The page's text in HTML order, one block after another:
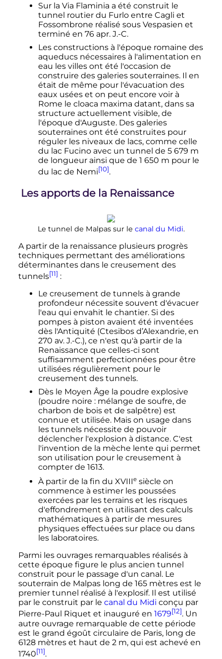
Sur la Via Flaminia a été construit le
tunnel routier du Furlo entre Cagli et
Fossombrone réalisé sous Vespasien et
terminé en 76 apr. J.-C.
Les constructions à l'époque romaine des
aqueducs nécessaires à l'alimentation en
eau les villes ont été l'occasion de
construire des galeries souterraines. Il en
était de même pour l'évacuation des
eaux usées et on peut encore voir à
Rome le cloaca maxima datant, dans sa
structure actuellement visible, de
l'époque d'Auguste. Des galeries
souterraines ont été construites pour
réguler les niveaux de lacs, comme celle
du lac Fucino avec un tunnel de 5 679 m
de longueur ainsi que de 1 650 m pour le
du lac de Nemi[10].
Les apports de la Renaissance
Le tunnel de Malpas sur le canal du Midi.
A partir de la renaissance plusieurs progrès
techniques permettant des améliorations
déterminantes dans le creusement des
tunnels[11] :
Le creusement de tunnels à grande
profondeur nécessite souvent d'évacuer
l'eau qui envahit le chantier. Si des
pompes à piston avaient été inventées
dès l'Antiquité (Ctesibos d’Alexandrie, en
270 av. J.-C.), ce n'est qu'à partir de la
Renaissance que celles-ci sont
suffisamment perfectionnées pour être
utilisées régulièrement pour le
creusement des tunnels.
Dès le Moyen Âge la poudre explosive
(poudre noire : mélange de soufre, de
charbon de bois et de salpêtre) est
connue et utilisée. Mais on usage dans
les tunnels nécessite de pouvoir
déclencher l'explosion à distance. C'est
l'invention de la mèche lente qui permet
son utilisation pour le creusement à
compter de 1613.
À partir de la fin du XVIIIe siècle on
commence à estimer les poussées
exercées par les terrains et les risques
d'effondrement en utilisant des calculs
mathématiques à partir de mesures
physiques effectuées sur place ou dans
les laboratoires.
Parmi les ouvrages remarquables réalisés à
cette époque figure le plus ancien tunnel
construit pour le passage d'un canal. Le
souterrain de Malpas long de 165 mètres est le
premier tunnel réalisé à l'explosif. Il est utilisé
par le construit par le canal du Midi conçu par
Pierre-Paul Riquet et inauguré en 1679[12]. Un
autre ouvrage remarquable de cette période
est le grand égoût circulaire de Paris, long de
6128 mètres et haut de 2 m, qui est achevé en
1740[11].